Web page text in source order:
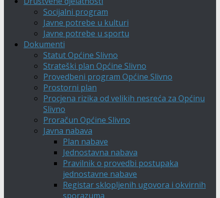
Socijalni program
Javne potrebe u kulturi
Javne potrebe u sportu
Dokumenti
Statut Općine Slivno
Strateški plan Općine Slivno
Provedbeni program Općine Slivno
Prostorni plan
Procjena rizika od velikih nesreća za Općinu
Slivno
Proračun Općine Slivno
Javna nabava
Plan nabave
Jednostavna nabava
Pravilnik o provedbi postupaka
jednostavne nabave
Registar sklopljenih ugovora i okvirnih
sporazuma